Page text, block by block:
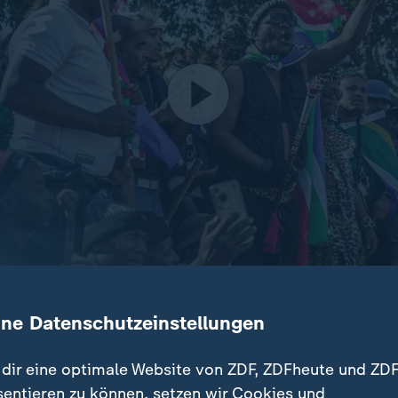
Protestbewegung in Südafrika hat illegale
zu verlassen. Warum Ghana und andere Staaten bei
Datenschutzeinstellungen
eine optimale Website von ZDF, ZDFheute und
zu können, setzen wir Cookies und